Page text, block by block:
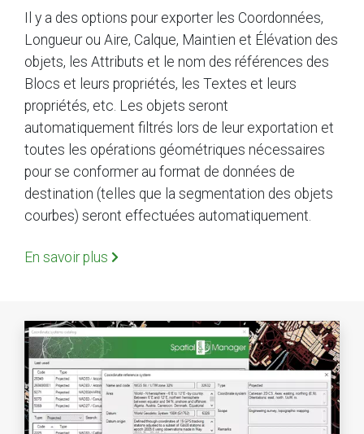
Il y a des options pour exporter les Coordonnées,
Longueur ou Aire, Calque, Maintien et Élévation des
objets, les Attributs et le nom des références des
Blocs et leurs propriétés, les Textes et leurs
propriétés, etc. Les objets seront
automatiquement filtrés lors de leur exportation et
toutes les opérations géométriques nécessaires
pour se conformer au format de données de
destination (telles que la segmentation des objets
courbes) seront effectuées automatiquement.
En savoir plus